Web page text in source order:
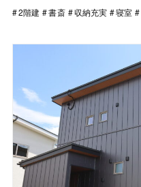
2階建 書斎 収納充実 寝室